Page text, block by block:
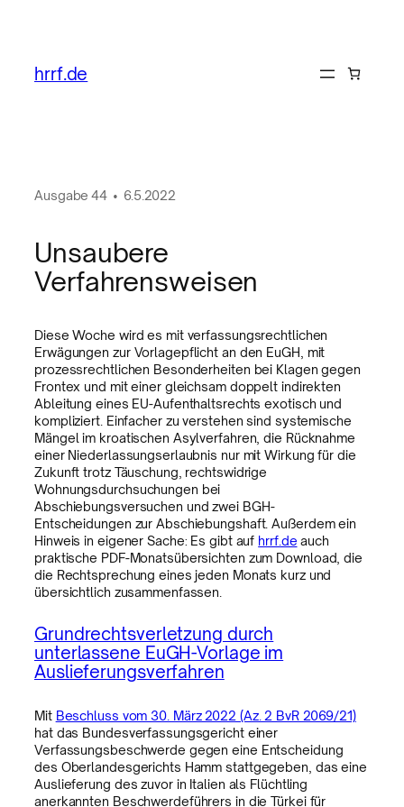
hrrf.de
Ausgabe44 • 6.5.2022
Unsaubere
Verfahrensweisen
Diese Woche wird es mit verfassungsrechtlichen
Erwägungen zur Vorlagepflicht an den EuGH, mit
prozessrechtlichen Besonderheiten bei Klagen gegen
Frontex und mit einer gleichsam doppelt indirekten
Ableitung eines EU-Aufenthaltsrechts exotisch und
kompliziert. Einfacher zu verstehen sind systemische
Mängel im kroatischen Asylverfahren, die Rücknahme
einer Niederlassungserlaubnis nur mit Wirkung für die
Zukunft trotz Täuschung, rechtswidrige
Wohnungsdurchsuchungen bei
Abschiebungsversuchen und zwei BGH-
Entscheidungen zur Abschiebungshaft. Außerdem ein
Hinweis in eigener Sache: Es gibt auf hrrf.de auch
praktische PDF-Monatsübersichten zum Download, die
die Rechtsprechung eines jeden Monats kurz und
übersichtlich zusammenfassen.
Grundrechtsverletzung durch
unterlassene EuGH-Vorlage im
Auslieferungsverfahren
Mit Beschluss vom 30. März 2022 (Az. 2 BvR 2069/21)
hat das Bundesverfassungsgericht einer
Verfassungsbeschwerde gegen eine Entscheidung
des Oberlandesgerichts Hamm stattgegeben, das eine
Auslieferung des zuvor in Italien als Flüchtling
anerkannten Beschwerdeführers in die Türkei für